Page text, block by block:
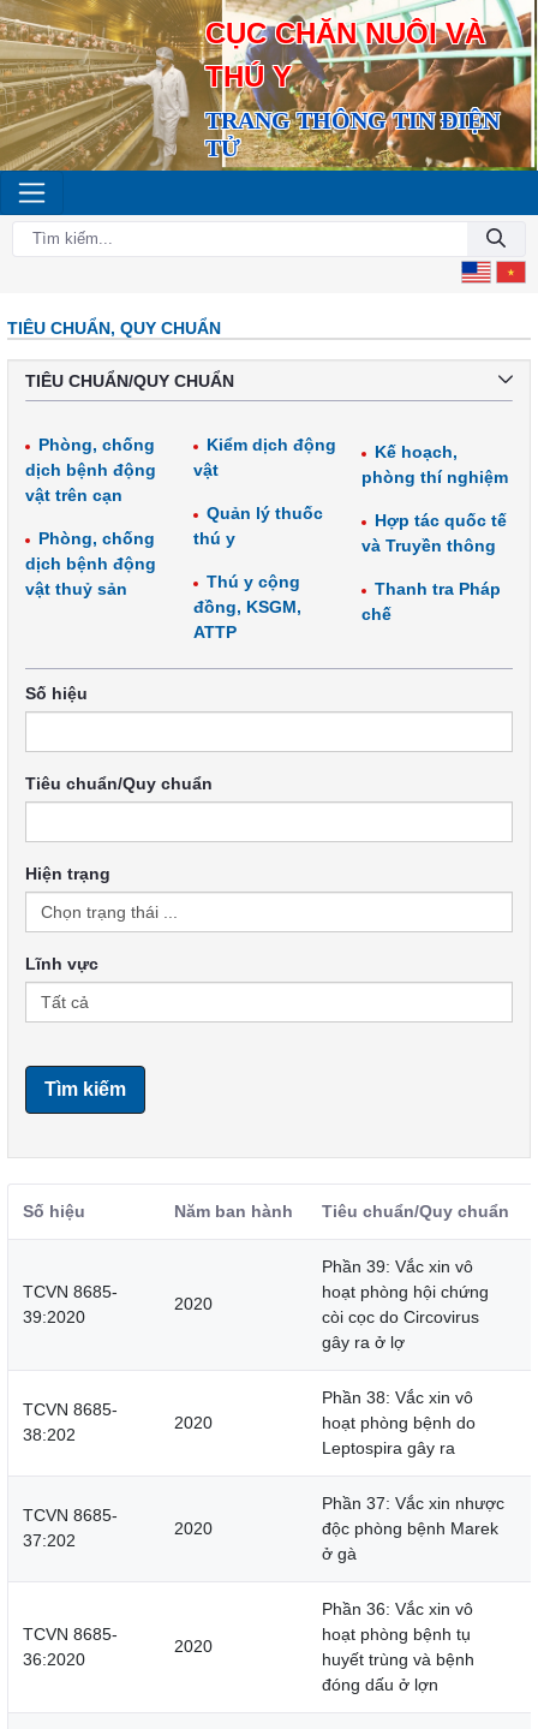
CỤC CHĂN NUÔI VÀ
THÚ Y
TRANG THÔNG TIN ĐIỆN
TỬ
TIÊU CHUẨN, QUY CHUẨN
TIÊU CHUẨN/QUY CHUẨN
Phòng, chống
dịch bệnh động
vật trên cạn
Phòng, chống
dịch bệnh động
vật thuỷ sản
Kiểm dịch động
vật
Quản lý thuốc
thú y
Thú y cộng
đồng, KSGM,
ATTP
Kế hoạch,
phòng thí nghiệm
Hợp tác quốc tế
và Truyền thông
Thanh tra Pháp
chế
Số hiệu
Tiêu chuẩn/Quy chuẩn
Hiện trạng
Lĩnh vực
Tìm kiếm
Số hiệu Năm ban hành Tiêu chuẩn/Quy chuẩn
TCVN 8685-
39:2020
2020
Phần 39: Vắc xin vô
hoạt phòng hội chứng
còi cọc do Circovirus
gây ra ở lợ
TCVN 8685-
38:202
2020
Phần 38: Vắc xin vô
hoạt phòng bệnh do
Leptospira gây ra
TCVN 8685-
37:202
2020
Phần 37: Vắc xin nhược
độc phòng bệnh Marek
ở gà
TCVN 8685-
36:2020
2020
Phần 36: Vắc xin vô
hoạt phòng bệnh tụ
huyết trùng và bệnh
đóng dấu ở lợn